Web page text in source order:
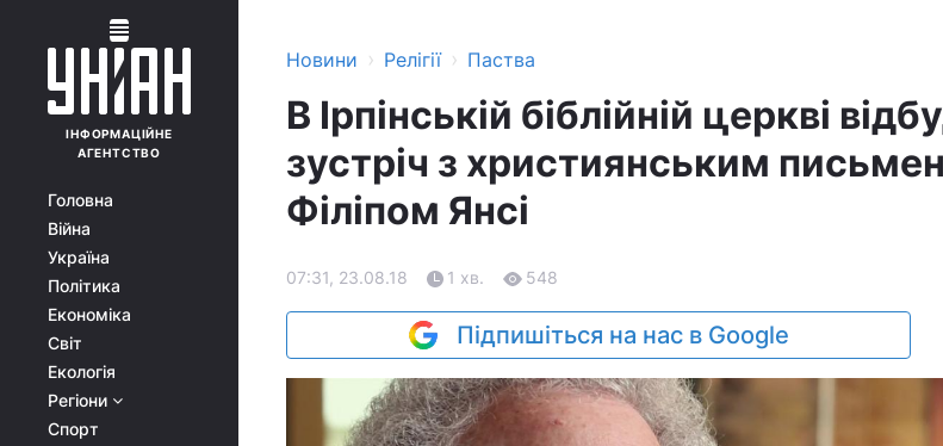
ІНФОРМАЦІЙНЕ
АГЕНТСТВО
Головна
Війна
Україна
Політика
Економіка
Світ
Екологія
Регіони
Спорт
Новини › Релігії › Паства
В Ірпінській біблійній церкві
зустріч з християнським
Філіпом Янсі
07:31, 23.08.18 1 хв. 548
Підпишіться на нас в Google